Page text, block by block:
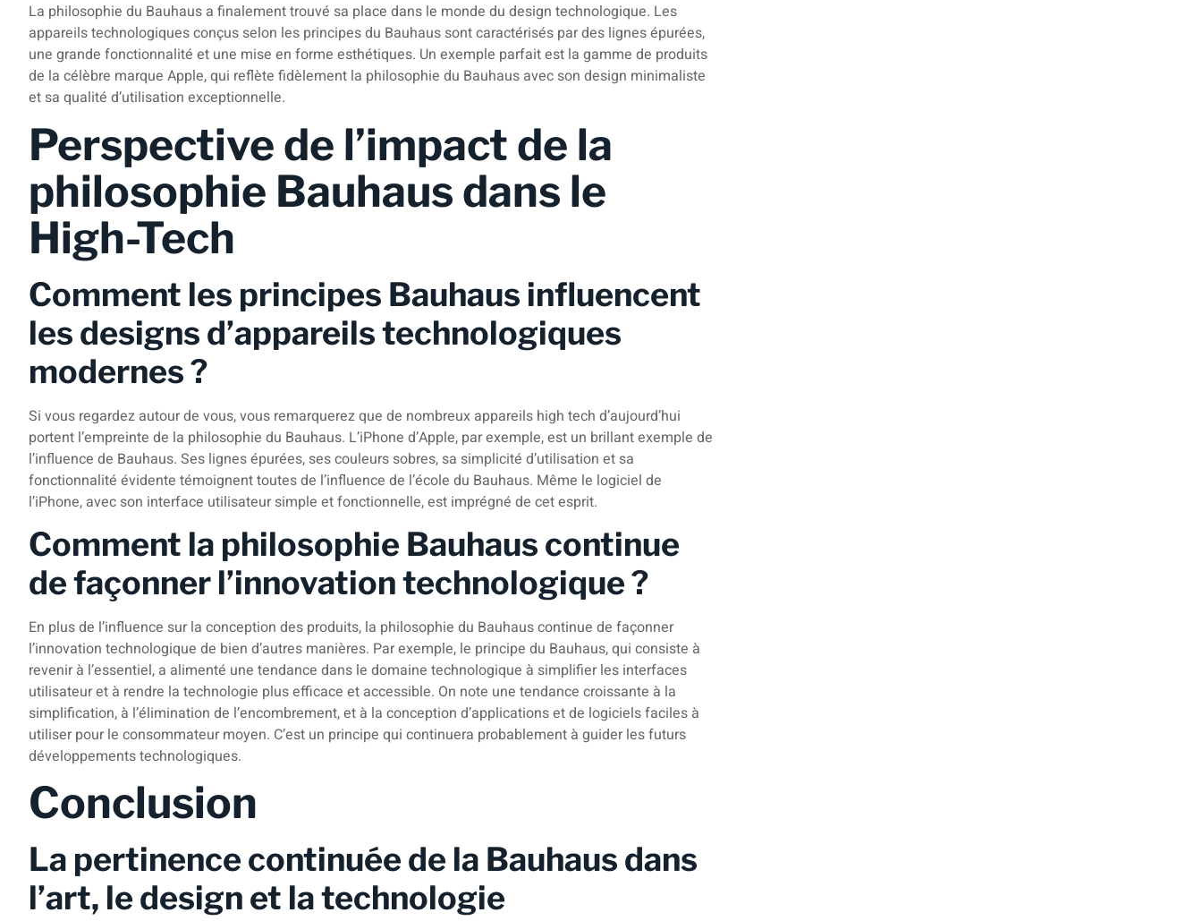
La philosophie du Bauhaus a finalement trouvé sa place dans le monde du design technologique. Les
appareils technologiques conçus selon les principes du Bauhaus sont caractérisés par des lignes épurées,
une grande fonctionnalité et une mise en forme esthétiques. Un exemple parfait est la gamme de produits
de la célèbre marque Apple, qui reflète fidèlement la philosophie du Bauhaus avec son design minimaliste
et sa qualité d’utilisation exceptionnelle.
Perspective de l’impact de la
philosophie Bauhaus dans le
High-Tech
Comment les principes Bauhaus influencent
les designs d’appareils technologiques
modernes ?
Si vous regardez autour de vous, vous remarquerez que de nombreux appareils high tech d’aujourd’hui
portent l’empreinte de la philosophie du Bauhaus. L’iPhone d’Apple, par exemple, est un brillant exemple de
l’influence de Bauhaus. Ses lignes épurées, ses couleurs sobres, sa simplicité d’utilisation et sa
fonctionnalité évidente témoignent toutes de l’influence de l’école du Bauhaus. Même le logiciel de
l’iPhone, avec son interface utilisateur simple et fonctionnelle, est imprégné de cet esprit.
Comment la philosophie Bauhaus continue
de façonner l’innovation technologique ?
En plus de l’influence sur la conception des produits, la philosophie du Bauhaus continue de façonner
l’innovation technologique de bien d’autres manières. Par exemple, le principe du Bauhaus, qui consiste à
revenir à l’essentiel, a alimenté une tendance dans le domaine technologique à simplifier les interfaces
utilisateur et à rendre la technologie plus efficace et accessible. On note une tendance croissante à la
simplification, à l’élimination de l’encombrement, et à la conception d’applications et de logiciels faciles à
utiliser pour le consommateur moyen. C’est un principe qui continuera probablement à guider les futurs
développements technologiques.
Conclusion
La pertinence continuée de la Bauhaus dans
l’art, le design et la technologie